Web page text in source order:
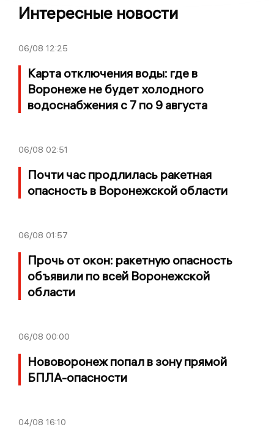
Интересные новости
06/08 12:25
Карта отключения воды: где в
Воронеже не будет холодного
водоснабжения с 7 по 9 августа
06/08 02:51
Почти час продлилась ракетная
опасность в Воронежской области
06/08 01:57
Прочь от окон: ракетную опасность
объявили по всей Воронежской
области
06/08 00:00
Нововоронеж попал в зону прямой
БПЛА-опасности
04/08 16:10